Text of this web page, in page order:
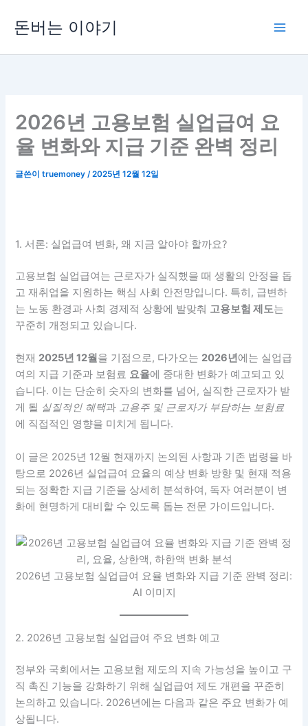
로
돈버는 이야기
2026년 고용보험 실업급여 요
율 변화와 지급 기준 완벽 정리
글쓴이truemoney/2025년 12월 12일
1. 서론: 실업급여 변화, 왜 지금 알아야 할까요?
고용보험 실업급여는 근로자가 실직했을 때 생활의 안정을 돕
고 재취업을 지원하는 핵심 사회 안전망입니다. 특히, 급변하
는 노동 환경과 사회 경제적 상황에 발맞춰 고용보험 제도는
꾸준히 개정되고 있습니다.
현재 2025년 12월 을 기점으로, 다가오는 2026년에는 실업급
여의 지급 기준과 보험료 요율에 중대한 변화가 예고되고 있
습니다. 이는 단순히 숫자의 변화를 넘어, 실직한 근로자가 받
게 될 실질적인 혜택과 고용주 및 근로자가 부담하는 보험료
에 직접적인 영향을 미치게 됩니다.
이 글은 2025년 12월 현재까지 논의된 사항과 기존 법령을 바
탕으로 2026년 실업급여 요율의 예상 변화 방향 및 현재 적용
되는 정확한 지급 기준을 상세히 분석하여, 독자 여러분이 변
화에 현명하게 대비할 수 있도록 돕는 전문 가이드입니다.
2026년 고용보험 실업급여 요율 변화와 지급 기준 완벽 정리:
AI 이미지
2. 2026년 고용보험 실업급여 주요 변화 예고
정부와 국회에서는 고용보험 제도의 지속 가능성을 높이고 구
직 촉진 기능을 강화하기 위해 실업급여 제도 개편을 꾸준히
논의하고 있습니다. 2026년에는 다음과 같은 주요 변화가 예
상됩니다.